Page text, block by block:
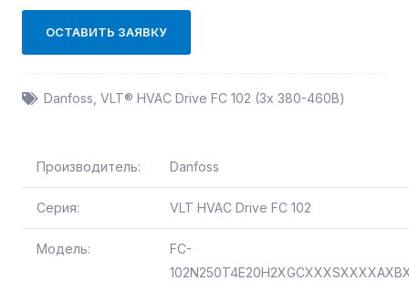
ОСТАВИТЬ ЗАЯВКУ
Danfoss VLT® HVAC Drive FC 102 (3х 380-460В)
Производитель: Danfoss
Серия: VLT HVAC Drive FC 102
Модель:
FC-